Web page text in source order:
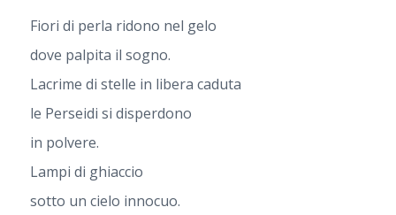
Fiori di perla ridono nel gelo
dove palpita il sogno.
Lacrime di stelle in libera caduta
le Perseidi si disperdono
in polvere.
Lampi di ghiaccio
sotto un cielo innocuo.